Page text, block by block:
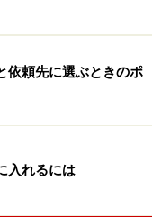
容をご確認くださ
依頼先に選ぶときのポ
入れるには